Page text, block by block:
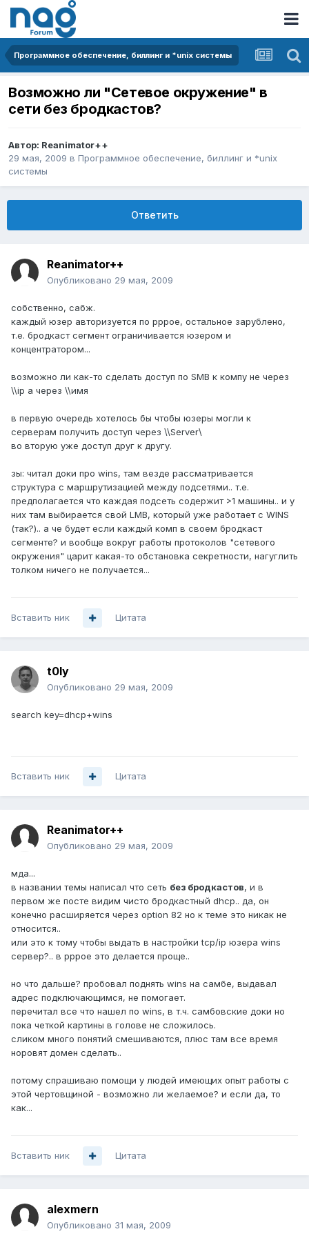
Программное обеспечение, биллинг и *unix системы
Возможно ли "Сетевое окружение" в
сети без бродкастов?
Автор: Reanimator++
29 мая, 2009 в Программное обеспечение, биллинг и *unix
системы
Ответить
Reanimator++
Опубликовано 29 мая, 2009
собственно, сабж.
каждый юзер авторизуется по pppoe, остальное зарублено,
т.е. бродкаст сегмент ограничивается юзером и
концентратором...
возможно ли как-то сделать доступ по SMB к компу не через
\\ip а через \\имя
в первую очередь хотелось бы чтобы юзеры могли к
серверам получить доступ через \\Server\
во вторую уже доступ друг к другу.
зы: читал доки про wins, там везде рассматривается
структура с маршрутизацией между подсетями.. т.е.
предполагается что каждая подсеть содержит >1 машины.. и у
них там выбирается свой LMB, который уже работает с WINS
(так?).. а че будет если каждый комп в своем бродкаст
сегменте? и вообще вокруг работы протоколов "сетевого
окружения" царит какая-то обстановка секретности, нагуглить
толком ничего не получается...
Вставить ник Цитата
t0ly
Опубликовано 29 мая, 2009
search key=dhcp+wins
Вставить ник Цитата
Reanimator++
Опубликовано 29 мая, 2009
мда...
в названии темы написал что сеть без бродкастов, и в
первом же посте видим чисто бродкастный dhcp.. да, он
конечно расширяется через option 82 но к теме это никак не
относится..
или это к тому чтобы выдать в настройки tcp/ip юзера wins
сервер?.. в pppoe это делается проще..
но что дальше? пробовал поднять wins на самбе, выдавал
адрес подключающимся, не помогает.
перечитал все что нашел по wins, в т.ч. самбовские доки но
пока четкой картины в голове не сложилось.
сликом много понятий смешиваются, плюс там все время
норовят домен сделать..
потому спрашиваю помощи у людей имеющих опыт работы с
этой чертовщиной - возможно ли желаемое? и если да, то
как...
Вставить ник Цитата
alexmern
Опубликовано 31 мая, 2009